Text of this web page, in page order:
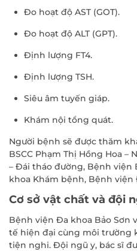
Đo hoạt độ AST (GOT).
Đo hoạt độ ALT (GPT).
Định lượng FT4.
Định lượng TSH.
Siêu âm tuyến giáp.
Khám nội tổng quát.
Người bệnh sẽ được thăm
BSCC Phạm Thị Hồng Hoa
– Đái tháo đường, Bệnh viện
khoa Khám bệnh, Bệnh viện
Cơ sở vật chất và đội
Bệnh viện Đa khoa Bảo
tế hiện đại cùng môi trường
tiện nghi. Đội ngũ y, bác sĩ